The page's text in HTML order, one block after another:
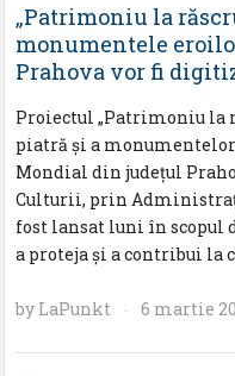
„Patrimoniu la
monumentele
Prahova vor fi
Proiectul „Patrimoniu la
piatră şi a
Mondial din judeţul
Culturii, prin
fost lansat luni în scopul
a proteja şi a contribui la
by LaPunkt · 6 martie